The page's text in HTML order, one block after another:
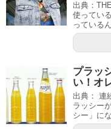
出典：
使ってい
っている
プラッ
い！オ
出典： 連
ラッシー
シー」に